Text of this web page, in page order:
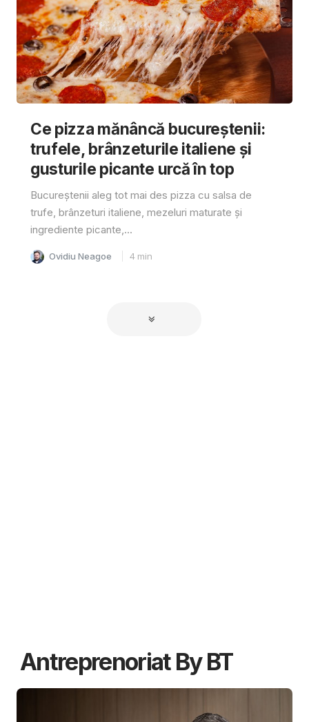
Ce pizza mănâncă bucureștenii:
trufele, brânzeturile italiene și
gusturile picante urcă în top
Bucureștenii aleg tot mai des pizza cu salsa de
trufe, brânzeturi italiene, mezeluri maturate și
ingrediente picante,...
Ovidiu Neagoe 4 min
Antreprenoriat By BT